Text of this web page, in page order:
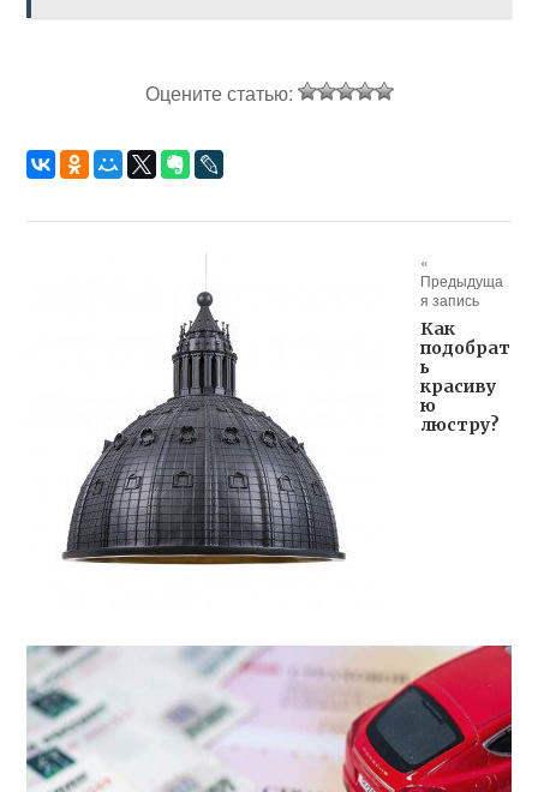
Оцените статью:
«
Предыдуща
я запись
Как
подобрат
ь
красиву
ю
люстру?